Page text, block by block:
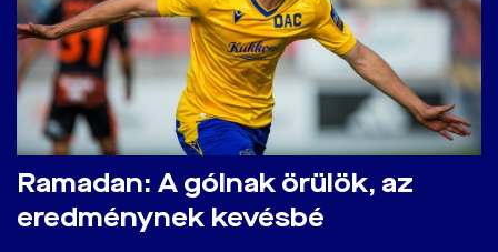
Ramadan: A gólnak örülök, az
eredménynek kevésbé